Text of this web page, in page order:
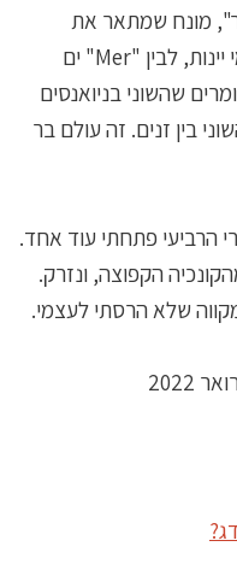
מונח שמתאר את
השפעת אזור גידול הגפנים על טעמי יינות, לבין "Mer" ים
שהשוני בניואנסים
בין זנים. זה עולם בר
הרביעי פתחתי עוד אחד.
הקפוצה, ונזרק.
שלא הרסתי לעצמי.